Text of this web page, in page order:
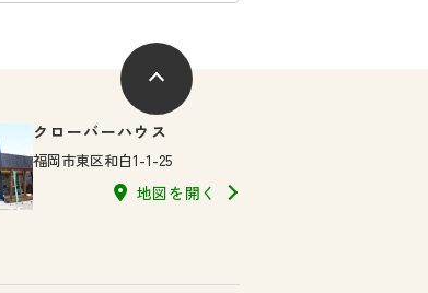
クローバーハウス
福岡市東区和白1-1-25
地図を開く